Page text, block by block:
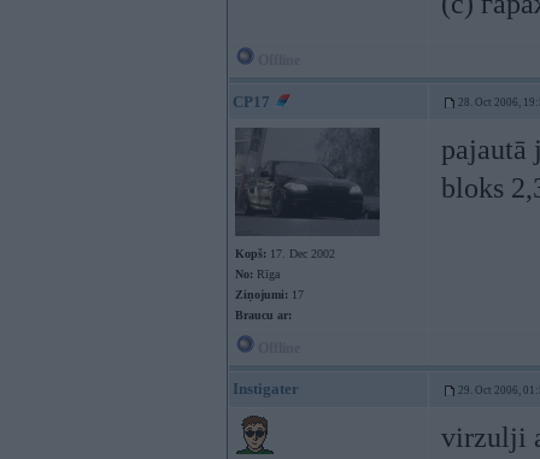
CP17 28. Oct 2006,
Kopš: 17. Dec 2002
No: Rīga
Ziņojumi: 17
Braucu ar:
pajautā
bloks
Instigater 29. Oct 2006,
virzulji